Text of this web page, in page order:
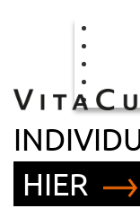
HIER